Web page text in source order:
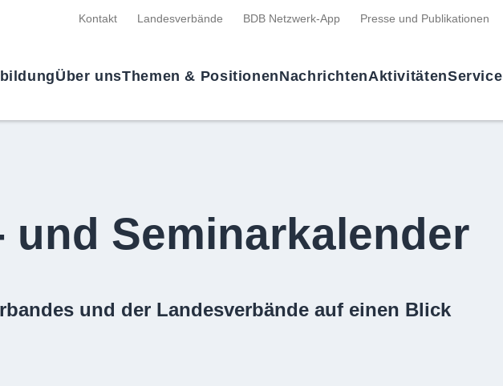
Kontakt Landesverbände BDB Netzwerk-App Presse und Publikationen
Über unsThemen & PositionenNachrichtenAktivitätenService
und Seminarkalender
und der Landesverbände auf einen Blick